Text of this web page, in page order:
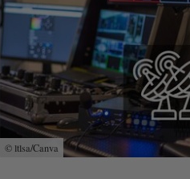
© ltlsa/Canva